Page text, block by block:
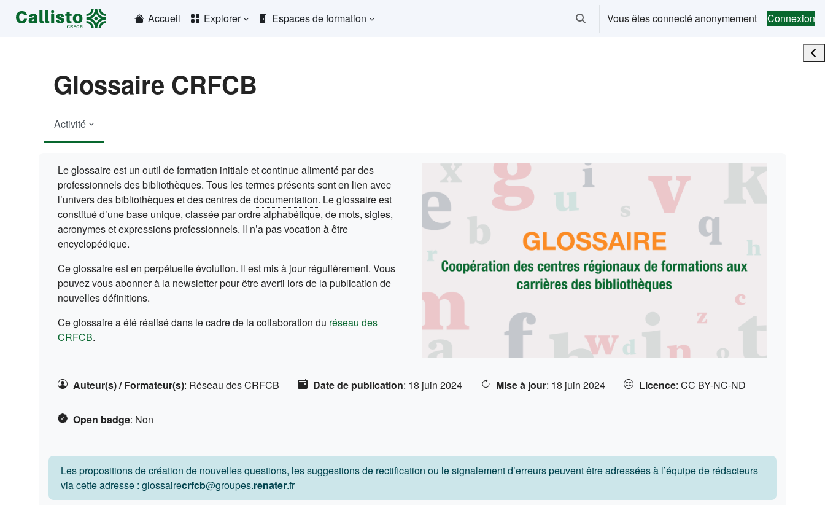
Passer au contenu principal
Accueil
Explorer Espaces de formation Activer/désactiver la saisie de recherche
Vous êtes connecté anonymement Connexion
Glossaire CRFCB
Activité
Le glossaire est un outil deformation initialeet continue alimenté par des
professionnels des bibliothèques. Tous les termes présents sont en lien avec
l’univers des bibliothèques et des centres dedocumentation. Le glossaire est
constitué d’une base unique, classée par ordre alphabétique, de mots, sigles,
acronymes et expressions professionnels. Il n’a pas vocation à être
encyclopédique.
Ce glossaire est en perpétuelle évolution. Il est mis à jour régulièrement. Vous
pouvez vous abonner à la newsletter pour être averti lors de la publication de
nouvelles définitions.
Ce glossaire a été réalisé dans le cadre de la collaboration du réseau des
CRFCB(s'ouvre dans un nouvel onglet)
.
Auteur(s) / Formateur(s): Réseau desCRFCB Date de publication: 18 juin 2024 Mise à jour: 18 juin 2024 Licence: CC BY-NC-ND
Open badge: Non
Les propositions de création de nouvelles questions, les suggestions de rectification ou le signalement d’erreurs peuvent être adressées à l’équipe de rédacteurs
via cette adresse : glossairecrfcb@groupes.renater.fr